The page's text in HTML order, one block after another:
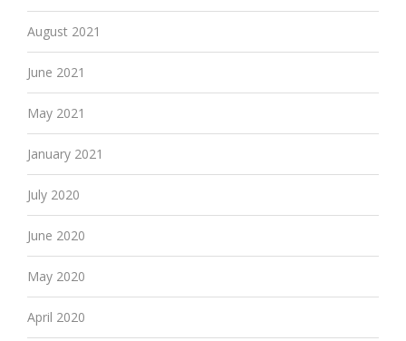
August 2021
June 2021
May 2021
January 2021
July 2020
June 2020
May 2020
April 2020